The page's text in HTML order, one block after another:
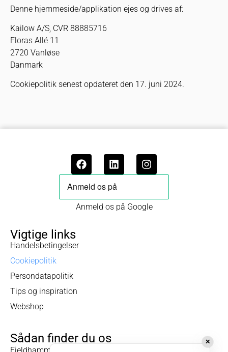
Denne hjemmeside/applikation ejes og drives af:
Kailow A/S, CVR 88885716
Floras Allé 11
2720 Vanløse
Danmark
Cookiepolitik senest opdateret den 17. juni 2024.
Anmeld os på Google
Vigtige links
Handelsbetingelser
Cookiepolitik
Persondatapolitik
Tips og inspiration
Webshop
Sådan finder du os ✕